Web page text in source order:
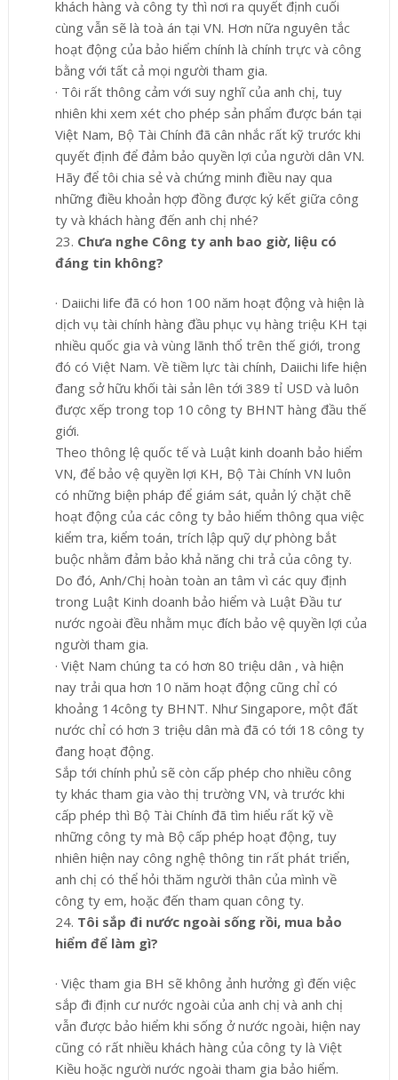
khách hàng và công ty thì nơi ra quyết định cuối
cùng vẫn sẽ là toà án tại VN. Hơn nữa nguyên tắc
hoạt động của bảo hiểm chính là chính trực và công
bằng với tất cả mọi người tham gia.
· Tôi rất thông cảm với suy nghĩ của anh chị, tuy
nhiên khi xem xét cho phép sản phẩm được bán tại
Việt Nam, Bộ Tài Chính đã cân nhắc rất kỹ trước khi
quyết định để đảm bảo quyền lợi của người dân VN.
Hãy để tôi chia sẻ và chứng minh điều nay qua
những điều khoản hợp đồng được ký kết giữa công
ty và khách hàng đến anh chị nhé?
23. Chưa nghe Công ty anh bao giờ, liệu có
đáng tin không?
· Daiichi life đã có hon 100 năm hoạt động và hiện là
dịch vụ tài chính hàng đầu phục vụ hàng triệu KH tại
nhiều quốc gia và vùng lãnh thổ trên thế giới, trong
đó có Việt Nam. Về tiềm lực tài chính, Daiichi life hiện
đang sở hữu khối tài sản lên tới 389 tỉ USD và luôn
được xếp trong top 10 công ty BHNT hàng đầu thế
giới.
Theo thông lệ quốc tế và Luật kinh doanh bảo hiểm
VN, để bảo vệ quyền lợi KH, Bộ Tài Chính VN luôn
có những biện pháp để giám sát, quản lý chặt chẽ
hoạt động của các công ty bảo hiểm thông qua việc
kiểm tra, kiểm toán, trích lập quỹ dự phòng bắt
buộc nhằm đảm bảo khả năng chi trả của công ty.
Do đó, Anh/Chị hoàn toàn an tâm vì các quy định
trong Luật Kinh doanh bảo hiểm và Luật Đầu tư
nước ngoài đều nhằm mục đích bảo vệ quyền lợi của
người tham gia.
· Việt Nam chúng ta có hơn 80 triệu dân , và hiện
nay trải qua hơn 10 năm hoạt động cũng chỉ có
khoảng 14công ty BHNT. Như Singapore, một đất
nước chỉ có hơn 3 triệu dân mà đã có tới 18 công ty
đang hoạt động.
Sắp tới chính phủ sẽ còn cấp phép cho nhiều công
ty khác tham gia vào thị trường VN, và trước khi
cấp phép thì Bộ Tài Chính đã tìm hiểu rất kỹ về
những công ty mà Bộ cấp phép hoạt động, tuy
nhiên hiện nay công nghệ thông tin rất phát triển,
anh chị có thể hỏi thăm người thân của mình về
công ty em, hoặc đến tham quan công ty.
24. Tôi sắp đi nước ngoài sống rồi, mua bảo
hiểm để làm gì?
· Việc tham gia BH sẽ không ảnh hưởng gì đến việc
sắp đi định cư nước ngoài của anh chị và anh chị
vẫn được bảo hiểm khi sống ở nước ngoài, hiện nay
cũng có rất nhiều khách hàng của công ty là Việt
Kiều hoặc người nước ngoài tham gia bảo hiểm.